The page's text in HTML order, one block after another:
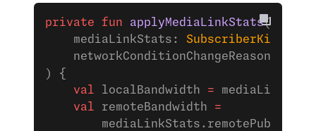
private fun applyMediaLinkStats(
    mediaLinkStats:
SubscriberKit
    networkConditionChangeReason:
) {
    val
localBandwidth =
    val
remoteBandwidth =